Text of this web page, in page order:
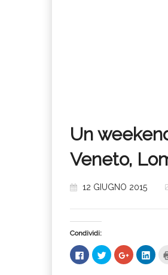
Un
Veneto,
12 GIUGNO 2015
Condividi:
Fai
clic
Fai
clic
Fai
clic
Fai
clic